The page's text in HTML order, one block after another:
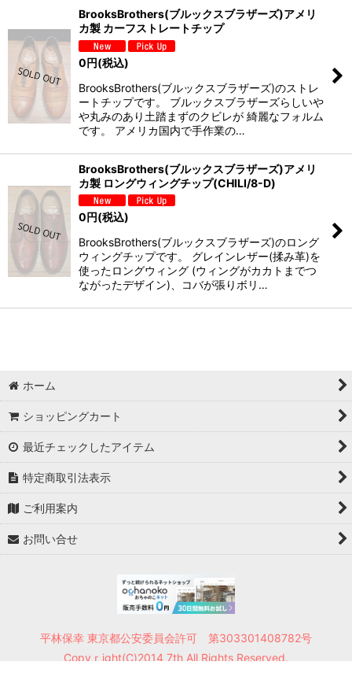
BrooksBrothers(ブルックスブラザーズ)アメリ
カ製 カーフストレートチップ
0円(税込)
BrooksBrothers(ブルックスブラザーズ)のストレ
ートチップです。 ブルックスブラザーズらしいや
や丸みのあり土踏まずのクビレが 綺麗なフォルム
です。 アメリカ国内で手作業の…
BrooksBrothers(ブルックスブラザーズ)アメリ
カ製 ロングウィングチップ(CHILI/8-D)
0円(税込)
BrooksBrothers(ブルックスブラザーズ)のロング
ウィングチップです。 グレインレザー(揉み革)を
使ったロングウィング (ウィングがカカトまでつ
ながったデザイン)、コバが張りボリ…
ホーム
ショッピングカート
最近チェックしたアイテム
特定商取引法表示
ご利用案内
お問い合せ
平林保幸 東京都公安委員会許可 第303301408782号
Copyｒight(C)2014 7th All Rights Reserved.